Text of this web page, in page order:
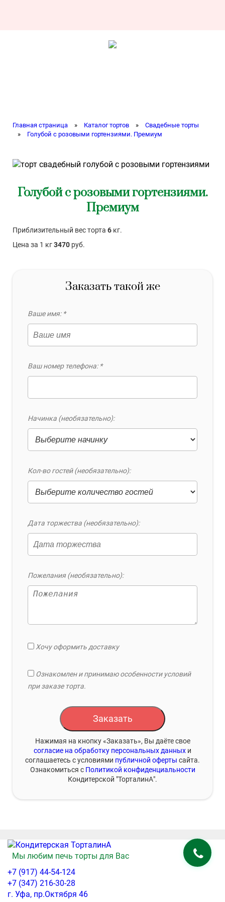
Главная страница » Каталог тортов »
Свадебные торты
»
Голубой с розовыми гортензиями. Премиум
Голубой с розовыми гортензиями.
Премиум
Приблизительный вес торта 6 кг.
Цена за 1 кг3470 руб.
Заказать такой же
Ваше имя: *
Ваш номер телефона: *
Начинка (необязательно):
Кол-во гостей (необязательно):
Дата торжества (необязательно):
Пожелания (необязательно):
Хочу оформить доставку
Ознакомлен и принимаю особенности условий
при заказе торта.
Заказать
Нажимая на кнопку «Заказать», Вы даёте свое
согласие на обработку персональных данных и
соглашаетесь с условиями публичной оферты сайта.
Ознакомиться с Политикой конфиденциальности
Кондитерской "ТорталинА".
Мы любим печь торты для Вас
+7 (917) 44-54-124
+7 (347) 216-30-28
г. Уфа, пр.Октября 46